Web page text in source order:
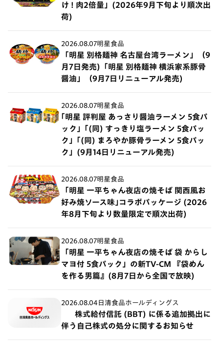
け ! 肉2倍量」(2026年9月下旬より順次出
荷)
2026.08.07明星食品
「明星 別格麺神 名古屋台湾ラーメン」（9
月7日発売)「明星 別格麺神 横浜家系豚骨
醤油」（9月7日リニューアル発売)
2026.08.07明星食品
｢明星 評判屋 あっさり醤油ラーメン 5食パ
ック」｢(同) すっきり塩ラーメン 5食パッ
ク」｢(同) まろやか豚骨ラーメン 5食パッ
ク」(9月14日リニューアル発売)
2026.08.07明星食品
「明星 一平ちゃん夜店の焼そば 関西風お
好み焼ソース味｣コラボパッケージ (2026
年8月下旬より数量限定で順次出荷)
2026.08.07明星食品
「明星 一平ちゃん夜店の焼そば 袋 からし
マヨ付 5食パック」の新TV-CM 『袋めん
を作る男篇』(8月7日から全国で放映)
2026.08.04 日清食品ホールディングス
株式給付信託 (BBT) に係る追加拠出に
伴う自己株式の処分に関するお知らせ